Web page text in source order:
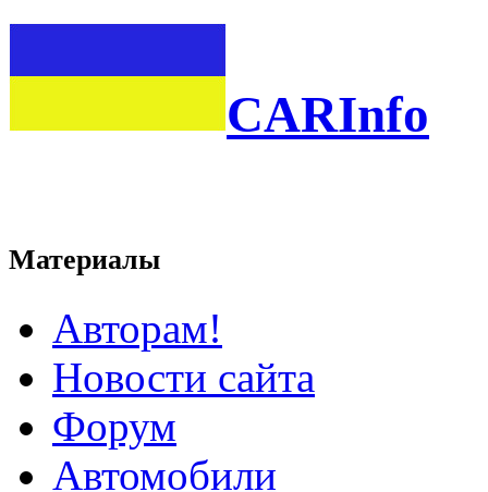
CARInfo
Материалы
Авторам!
Новости сайта
Форум
Автомобили